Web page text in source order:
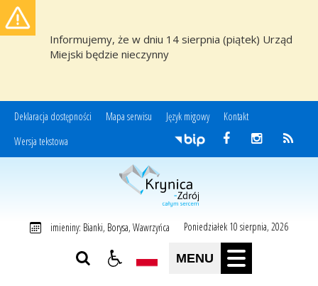
Informujemy, że w dniu 14 sierpnia (piątek) Urząd
Miejski będzie nieczynny
Deklaracja dostępności Mapa serwisu Język migowy
Kontakt
Wersja tekstowa
Miasto i Gmina Uzdrowiskowa Krynica-Zdrój
imieniny: Bianki, Borysa, Wawrzyńca Poniedziałek 10 sierpnia, 2026
MENU